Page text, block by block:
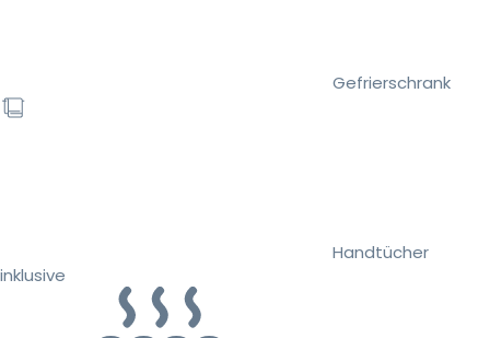
Gefrierschrank
Handtücher
inklusive